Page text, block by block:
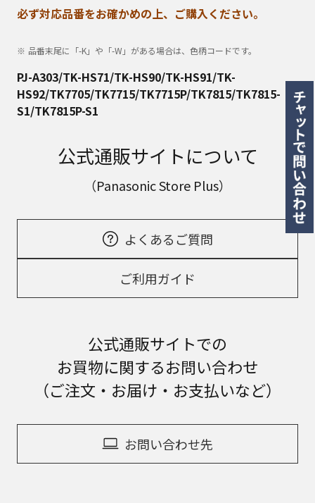
必ず対応品番をお確かめの上、ご購入ください。
品番末尾に「-K」や「-W」がある場合は、色柄コードです。
PJ-A303/TK-HS71/TK-HS90/TK-HS91/TK-
HS92/TK7705/TK7715/TK7715P/TK7815/TK7815-
S1/TK7815P-S1
公式通販サイトについて
（Panasonic Store Plus）
よくあるご質問
ご利用ガイド
公式通販サイトでの
お買物に関するお問い合わせ
（ご注文・お届け・お支払いなど）
お問い合わせ先